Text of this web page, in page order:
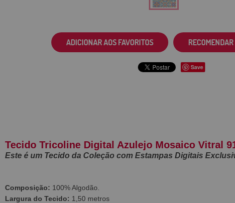
ADICIONAR AOS FAVORITOS
Save
Tecido Tricoline Digital Azulejo Mosaico Vitral
Este é um Tecido da Coleção com Estampas Digitais
Composição: 100% Algodão.
Largura do Tecido: 1,50 metros